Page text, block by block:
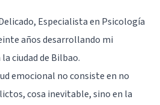
Especialista en Psicología
años desarrollando mi
ciudad de Bilbao.
emocional no consiste en no
cosa inevitable, sino en la